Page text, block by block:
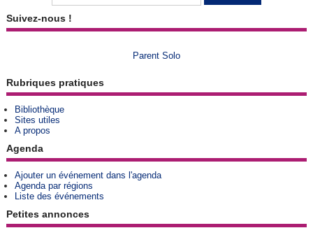
Suivez-nous !
Parent Solo
Rubriques pratiques
Bibliothèque
Sites utiles
A propos
Agenda
Ajouter un événement dans l'agenda
Agenda par régions
Liste des événements
Petites annonces